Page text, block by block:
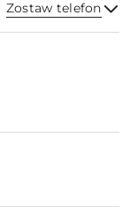
Zostaw telefon